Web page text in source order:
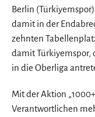
Berlin
damit in der
zehnten
damit Türkiyemspor,
in die Oberliga
Mit der Aktion
Verantwortlichen